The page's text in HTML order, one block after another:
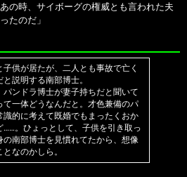
の時、サイボーグの権威とも言われた夫
たのだ」
供が居たが、二人とも事故で亡く
説明する南部博士。
パンドラ博士が妻子持ちだと聞いて
て一体どうなんだと。才色兼備のパ
識的に考えて既婚でもまったくおか
……。ひょっとして、子供を引き取っ
の南部博士を見慣れてたから、想像
なのかしら。